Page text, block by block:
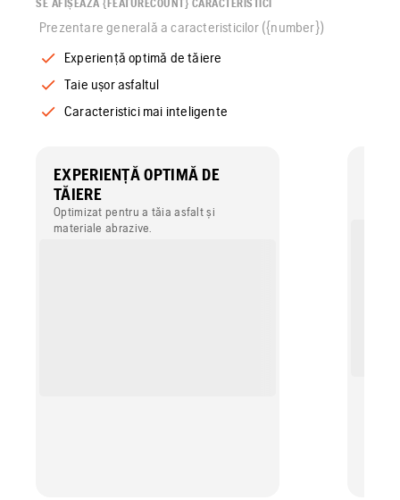
SE AFIȘEAZĂ {FEATURECOUNT} CARACTERISTICI
Prezentare generală a caracteristicilor ({number})
Experiență optimă de tăiere
Taie ușor asfaltul
Caracteristici mai inteligente
EXPERIENȚĂ OPTIMĂ DE
TĂIERE
Optimizat pentru a tăia asfalt și
materiale abrazive.